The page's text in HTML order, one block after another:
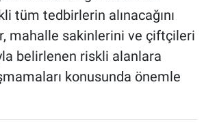
tüm tedbirlerin alınacağını
mahalle sakinlerini ve çiftçileri
belirlenen riskli alanlara
konusunda önemle